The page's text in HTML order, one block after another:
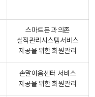
스마트폰 과의존
실적관리시스템서비스
제공을 위한 회원관리
손말이음센터 서비스
제공을 위한 회원관리